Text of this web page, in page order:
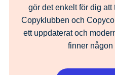
gör det enkelt för dig att
Copyklubben och
ett uppdaterat och
finner någon